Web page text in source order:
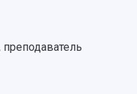
преподаватель